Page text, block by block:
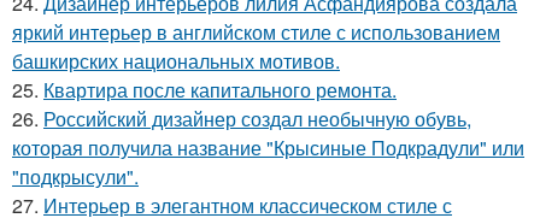
яркий интерьер в английском стиле с использованием
башкирских национальных мотивов.
25. Квартира после капитального ремонта.
26. Российский дизайнер создал необычную обувь,
которая получила название "Крысиные Подкрадули" или
"подкрысули".
27. Интерьер в элегантном классическом стиле с